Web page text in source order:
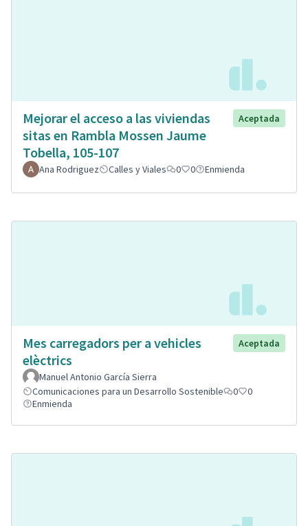
Mejorar el acceso a las viviendas
sitas en Rambla Mossen Jaume
Tobella, 105-107
Aceptada
Ana Rodriguez Calles y Viales 0 0 Enmienda
Mes carregadors per a vehicles
elèctrics
Aceptada
Manuel Antonio García Sierra
Comunicaciones para un Desarrollo Sostenible
0
0
Enmienda